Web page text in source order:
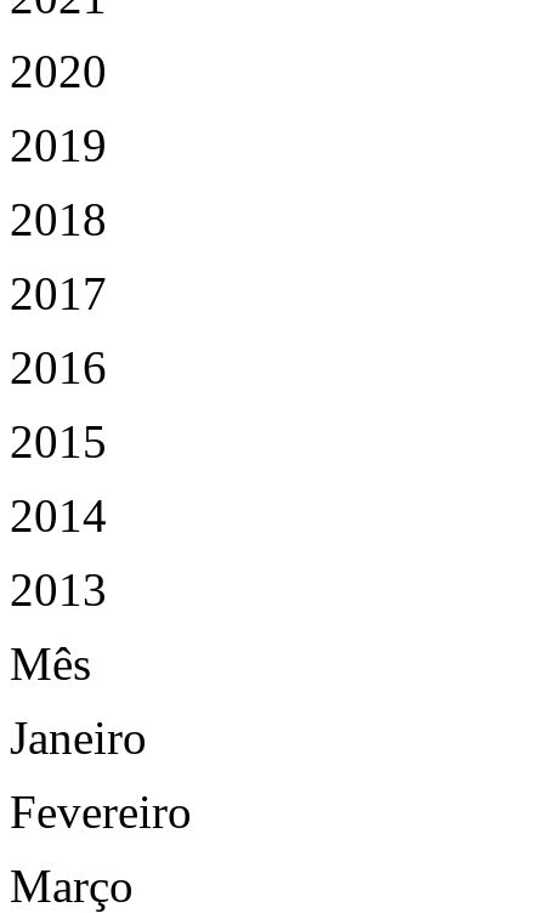
2020
2019
2018
2017
2016
2015
2014
2013
Mês
Janeiro
Fevereiro
Março